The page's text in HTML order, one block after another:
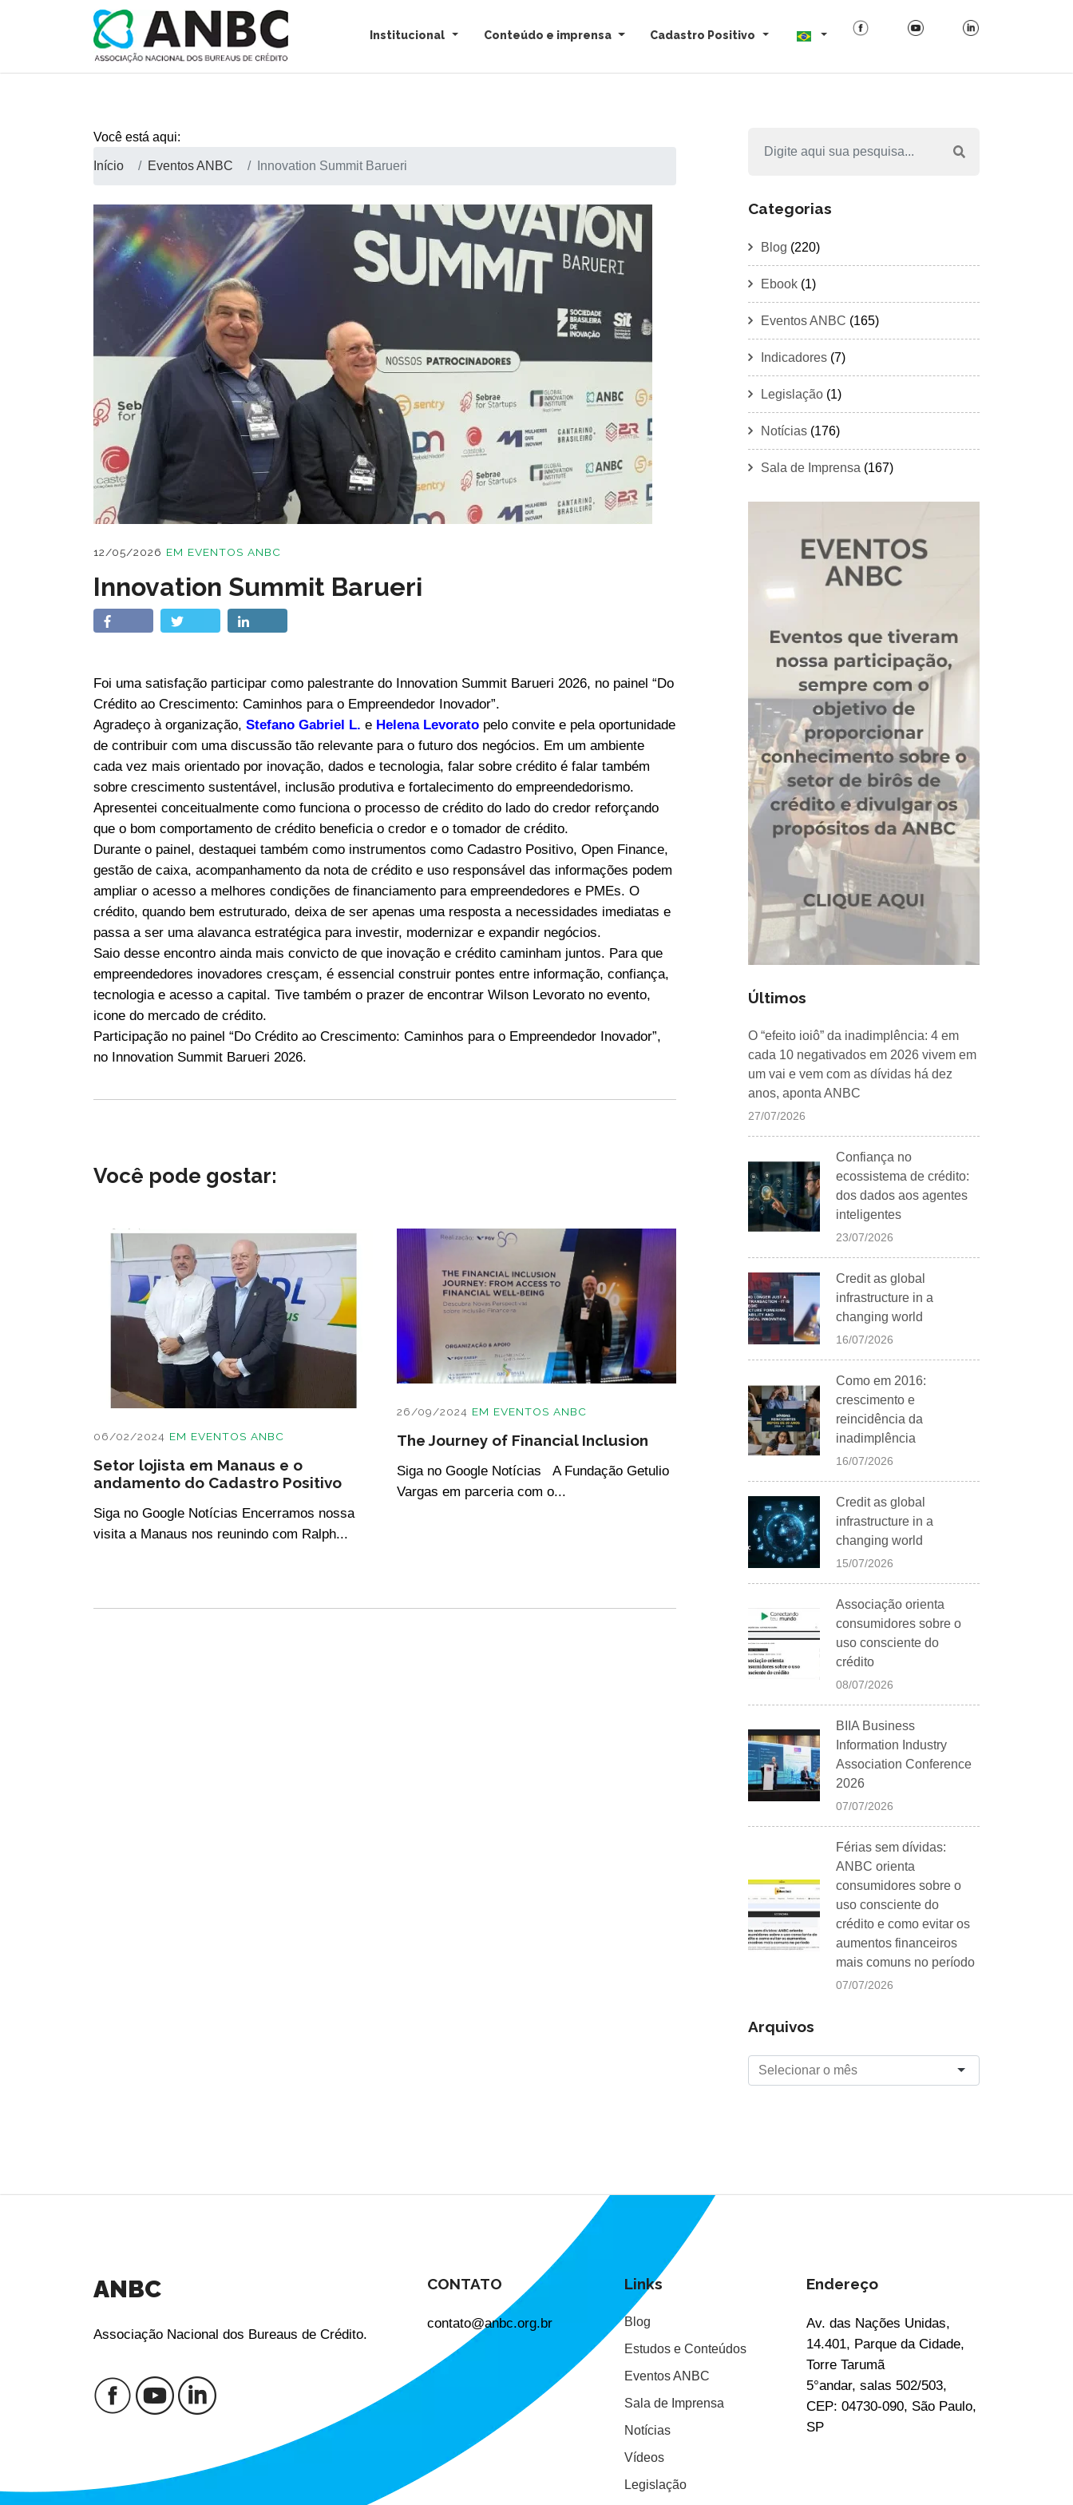
Institucional Conteúdo e imprensa Cadastro Positivo
Você está aqui:
Início Eventos ANBC Innovation Summit Barueri
12/05/2026 EM EVENTOS ANBC
Innovation Summit Barueri
Foi uma satisfação participar como palestrante do Innovation Summit Barueri 2026, no painel “Do
Crédito ao Crescimento: Caminhos para o Empreendedor Inovador”.
Agradeço à organização, Stefano Gabriel L. e Helena Levorato pelo convite e pela oportunidade
de contribuir com uma discussão tão relevante para o futuro dos negócios. Em um ambiente
cada vez mais orientado por inovação, dados e tecnologia, falar sobre crédito é falar também
sobre crescimento sustentável, inclusão produtiva e fortalecimento do empreendedorismo.
Apresentei conceitualmente como funciona o processo de crédito do lado do credor reforçando
que o bom comportamento de crédito beneficia o credor e o tomador de crédito.
Durante o painel, destaquei também como instrumentos como Cadastro Positivo, Open Finance,
gestão de caixa, acompanhamento da nota de crédito e uso responsável das informações podem
ampliar o acesso a melhores condições de financiamento para empreendedores e PMEs. O
crédito, quando bem estruturado, deixa de ser apenas uma resposta a necessidades imediatas e
passa a ser uma alavanca estratégica para investir, modernizar e expandir negócios.
Saio desse encontro ainda mais convicto de que inovação e crédito caminham juntos. Para que
empreendedores inovadores cresçam, é essencial construir pontes entre informação, confiança,
tecnologia e acesso a capital. Tive também o prazer de encontrar Wilson Levorato no evento,
icone do mercado de crédito.
Participação no painel “Do Crédito ao Crescimento: Caminhos para o Empreendedor Inovador”,
no Innovation Summit Barueri 2026.
Você pode gostar:
06/02/2024 EM EVENTOS ANBC
Setor lojista em Manaus e o
andamento do Cadastro Positivo
Siga no Google Notícias Encerramos nossa
visita a Manaus nos reunindo com Ralph...
26/09/2024 EM EVENTOS ANBC
The Journey of Financial Inclusion
Siga no Google Notícias A Fundação Getulio
Vargas em parceria com o...
Categorias
Blog (220)
Ebook (1)
Eventos ANBC (165)
Indicadores (7)
Legislação (1)
Notícias (176)
Sala de Imprensa (167)
Últimos
O “efeito ioiô” da inadimplência: 4 em
cada 10 negativados em 2026 vivem em
um vai e vem com as dívidas há dez
anos, aponta ANBC
27/07/2026
Confiança no
ecossistema de crédito:
dos dados aos agentes
inteligentes
23/07/2026
Credit as global
infrastructure in a
changing world
16/07/2026
Como em 2016:
crescimento e
reincidência da
inadimplência
16/07/2026
Credit as global
infrastructure in a
changing world
15/07/2026
Associação orienta
consumidores sobre o
uso consciente do
crédito
08/07/2026
BIIA Business
Information Industry
Association Conference
2026
07/07/2026
Férias sem dívidas:
ANBC orienta
consumidores sobre o
uso consciente do
crédito e como evitar os
aumentos financeiros
mais comuns no período
07/07/2026
Arquivos
ANBC
Associação Nacional dos Bureaus de Crédito.
CONTATO
contato@anbc.org.br
Links
Blog
Estudos e Conteúdos
Eventos ANBC
Sala de Imprensa
Notícias
Vídeos
Legislação
Endereço
Av. das Nações Unidas,
14.401, Parque da Cidade,
Torre Tarumã
5°andar, salas 502/503,
CEP: 04730-090, São Paulo,
SP